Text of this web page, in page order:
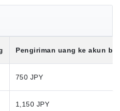
Pengiriman uang ke akun
750 JPY
1,150 JPY